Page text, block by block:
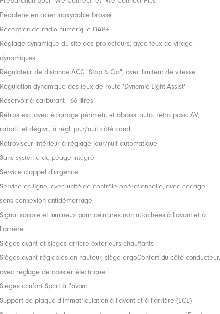
Pédalerie en acier inoxydable brossé
Réception de radio numérique DAB+
Réglage dynamique du site des projecteurs, avec feux de virage
dynamiques
Régulateur de distance ACC "Stop & Go", avec limiteur de vitesse
Régulation dynamique des feux de route 'Dynamic Light Assist'
Réservoir à carburant - 66 litres
Rétros ext. avec éclairage périmétr. et abaiss. auto. rétro pass. AV,
rabatt. et dégivr., à régl. jour/nuit côté cond.
Rétroviseur intérieur à réglage jour/nuit automatique
Sans système de péage intégré
Service d'appel d'urgence
Service en ligne, avec unité de contrôle opérationnelle, avec codage
sans connexion antidémarrage
Signal sonore et lumineux pour ceintures non attachées à l'avant et à
l'arrière
Sièges avant et sièges arrière extérieurs chauffants
Sièges avant réglables en hauteur, siège ergoConfort du côté conducteur,
avec réglage de dossier électrique
Sièges confort Sport à l'avant
Support de plaque d'immatriculation à l'avant et à l'arrière (ECE)